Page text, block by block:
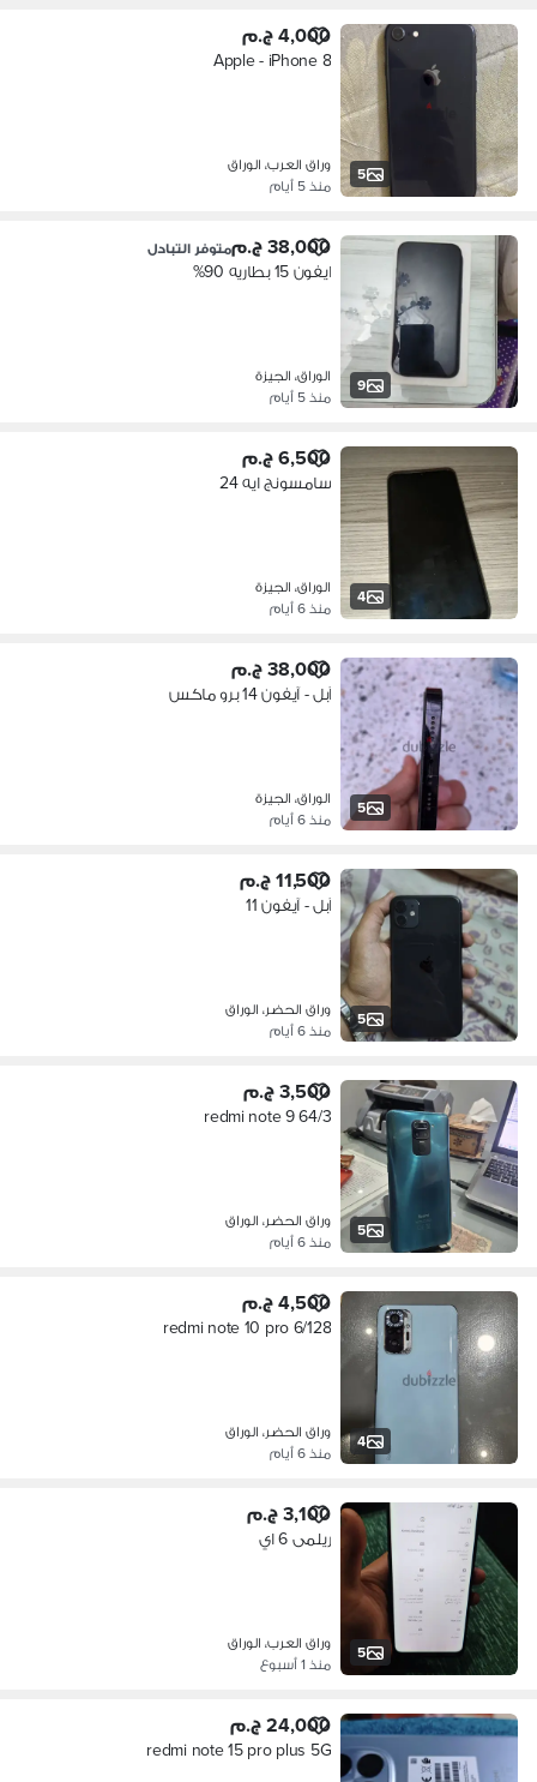
5
4,000 ج.م
Apple - iPhone 8
وراق العرب، الوراق
منذ 5 أيام
9
38,000 ج.م متوفر التبادل
ايفون 15 بطاريه 90%
الوراق، الجيزة
منذ 5 أيام
4
6,500 ج.م
سامسونج ايه 24
الوراق، الجيزة
منذ 6 أيام
5
38,000 ج.م
آبل - آيفون 14 برو ماكس
الوراق، الجيزة
منذ 6 أيام
5
11,500 ج.م
آبل - آيفون 11
وراق الحضر، الوراق
منذ 6 أيام
5
3,500 ج.م
redmi note 9 64/3
وراق الحضر، الوراق
منذ 6 أيام
4
4,500 ج.م
redmi note 10 pro 6/128
وراق الحضر، الوراق
منذ 6 أيام
5
3,100 ج.م
ريلمى 6 اي
وراق العرب، الوراق
منذ 1 أسبوع
24,000 ج.م
redmi note 15 pro plus 5G